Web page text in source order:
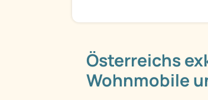
Österreichs
Wohnmobile